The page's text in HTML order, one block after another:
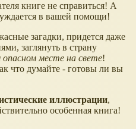
книге не справиться! А
в вашей помощи!
загадки, придется даже
заглянуть в страну
опасном месте на свете!
что думайте - готовы ли вы
иллюстрации,
особенная книга!